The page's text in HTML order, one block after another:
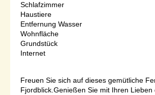
Schlafzimmer
Haustiere
Entfernung Wasser
Wohnfläche
Grundstück
Internet
Freuen Sie sich auf dieses gemütliche
Fjordblick.Genießen Sie mit Ihren Lieben